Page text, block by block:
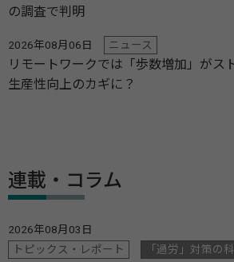
の調査で判明
2026年08月06日 ニュース
リモートワークでは「歩数増加」がス
生産性向上のカギに？
連載・コラム
2026年08月03日
トピックス・レポート
「過労」対策の